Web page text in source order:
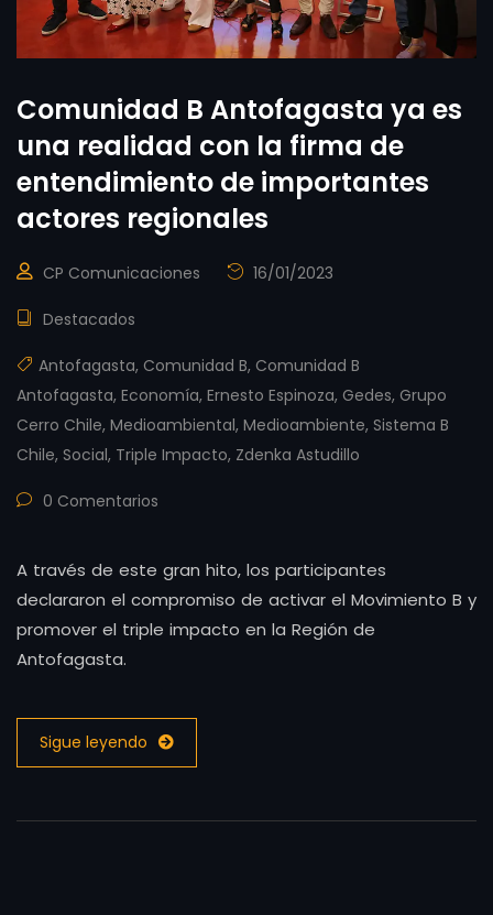
Comunidad B Antofagasta ya es
una realidad con la firma de
entendimiento de importantes
actores regionales
CP Comunicaciones 16/01/2023
Destacados
Antofagasta, Comunidad B, Comunidad B
Antofagasta, Economía, Ernesto Espinoza, Gedes, Grupo
Cerro Chile, Medioambiental, Medioambiente, Sistema B
Chile, Social, Triple Impacto, Zdenka Astudillo
0 Comentarios
A través de este gran hito, los participantes
declararon el compromiso de activar el Movimiento B y
promover el triple impacto en la Región de
Antofagasta.
Sigue leyendo